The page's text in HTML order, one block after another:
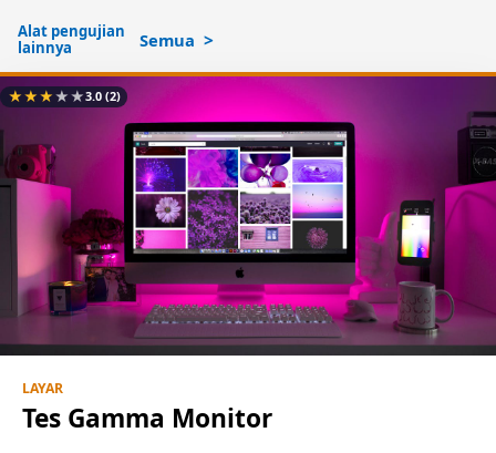
Alat pengujian
lainnya
Semua
★★★★★3.0(2)
LAYAR
Tes Gamma Monitor